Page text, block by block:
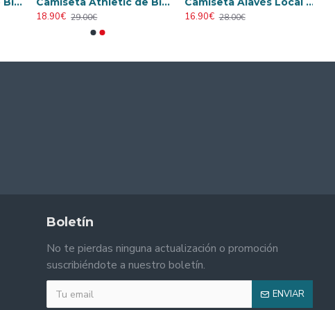
18.90€ 29.00€
16.90€ 28.00€
Boletín
No te pierdas ninguna actualización o promoción
suscribiéndote a nuestro boletín.
ENVIAR